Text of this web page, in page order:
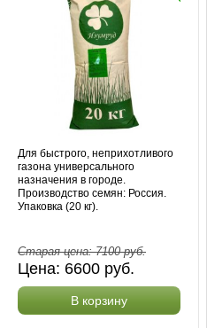
Для быстрого, неприхотливого
газона универсального
назначения в городе.
Производство семян: Россия.
Упаковка (20 кг).
Старая цена:7100руб.
Цена: 6600 руб.
В корзину